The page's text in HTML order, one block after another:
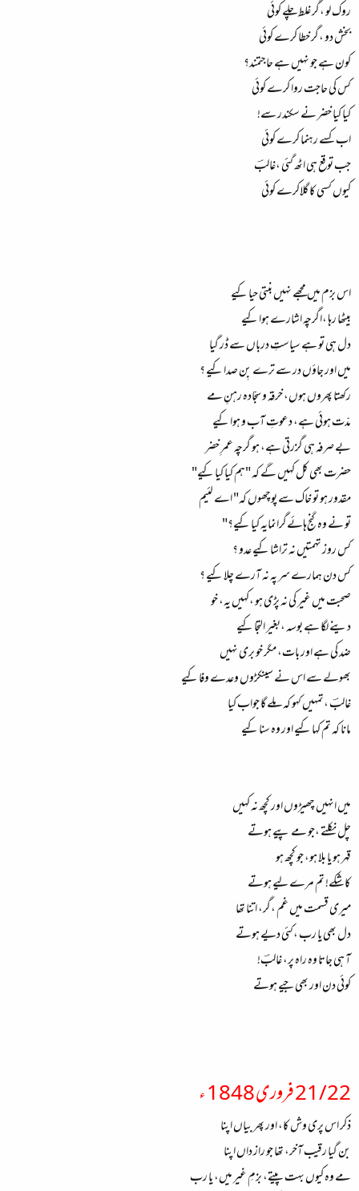
روک لو ،گر غلط چلے کوئی
بخش دو ،گر خطا کرے کوئی
کون ہے جو نہیں ہے حاجتمند؟
کس کی حاجت روا کرے کوئی
کیا کیا خضر نے سکندر سے!
اب کسے رہنما کرے کوئی
جب توقع ہی اٹھ گئی ،غالبؔ
کیوں کسی کا گلاکرے کوئی
اس بزم میں مجھے نہیں بنتی حیا کیے
بیٹھا رہا ،اگرچہ اشارے ہوا کیے
دل ہی تو ہے سیاستِ درباں سے ڈر گیا
میں اور جاؤں در سے ترے بِن صدا کیے ؟
رکھتا پھروں ہوں، خرقہ و سجّادہ رہنِ مے
مدّت ہوئی ہے، دعوتِ آب و ہوا کیے
بے صرفہ ہی گزرتی ہے، ہو گرچہ عمرِ خضر
حضرت بھی کل کہیں گے کہ "ہم کیا کیا کیے"
مقدور ہو تو خاک سے پوچھوں کہ" اے لئیم
تو نے وہ گنج‌ہائےگرانمایہ کیا کیے؟"
کس روز تہمتیں نہ تراشا کیے عدو ؟
کس دن ہمارے سر پہ نہ آرے چلا کیے ؟
صحبت میں غیر کی نہ پڑی ہو ،کہیں یہ، خو
دینے لگا ہے بوسہ ،بغیر التجا کیے
ضد کی ہے اور بات، مگر خو بری نہیں
بھولے سے اس نے سینکڑوں وعدے وفا کیے
غالبؔ ،تمہیں کہو کہ ملے گا جواب کیا
مانا کہ تم کہا کیے اور وہ سنا کیے
میں انہیں چھیڑوں اور کچھ نہ کہیں
چل نکلتے ،جو مے پیے ہوتے
قہر ہو یا بلا ہو، جو کچھ ہو
کاشکے! تم مرے لیے ہوتے
میری قسمت میں غم ،گر، اتنا تھا
دل بھی یا رب ،کئی دیے ہوتے
آ ہی جاتا وہ راہ پر، غالبؔ!
کوئی دن اور بھی جیے ہوتے
21/22 فروری 1848 ء
ذکر اس پری وش کا، اور پھر بیاں اپنا
بن گیا رقیب آخر، تھا جو راز داں اپنا
مے وہ کیوں بہت پیتے، بزمِ غیر میں، یا رب